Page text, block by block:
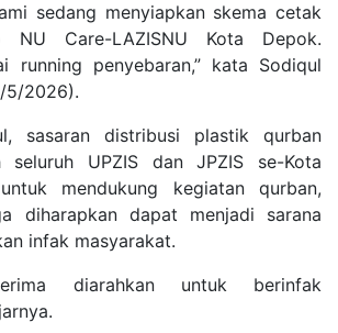
sedang menyiapkan skema cetak
NU Care-LAZISNU Kota Depok.
running penyebaran,” kata Sodiqul
5/2026).
sasaran distribusi plastik qurban
seluruh UPZIS dan JPZIS se-Kota
mendukung kegiatan qurban,
diharapkan dapat menjadi sarana
infak masyarakat.
diarahkan untuk berinfak